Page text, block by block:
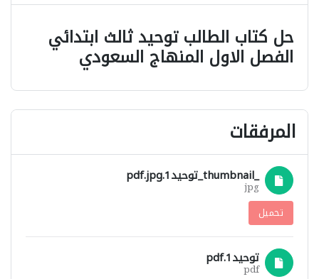
حل كتاب الطالب توحيد ثالث ابتدائي
الفصل الاول المنهاج السعودي
المرفقات
_thumbnail_توحيد1.pdf.jpg
jpg
تحميل
توحيد1.pdf
pdf